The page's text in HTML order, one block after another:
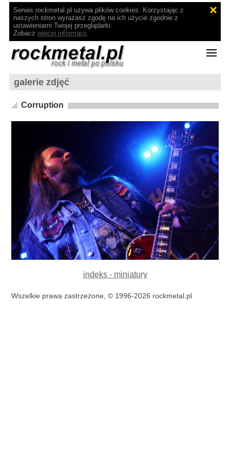
Serwis rockmetal.pl używa plików cookies. Korzystając z
naszych stron wyrażasz zgodę na ich użycie zgodnie z
ustawieniami Twojej przeglądarki.
Zobacz więcej informacji.
galerie zdjęć
Corruption
indeks - miniatury
Wszelkie prawa zastrzeżone, © 1996-2026 rockmetal.pl